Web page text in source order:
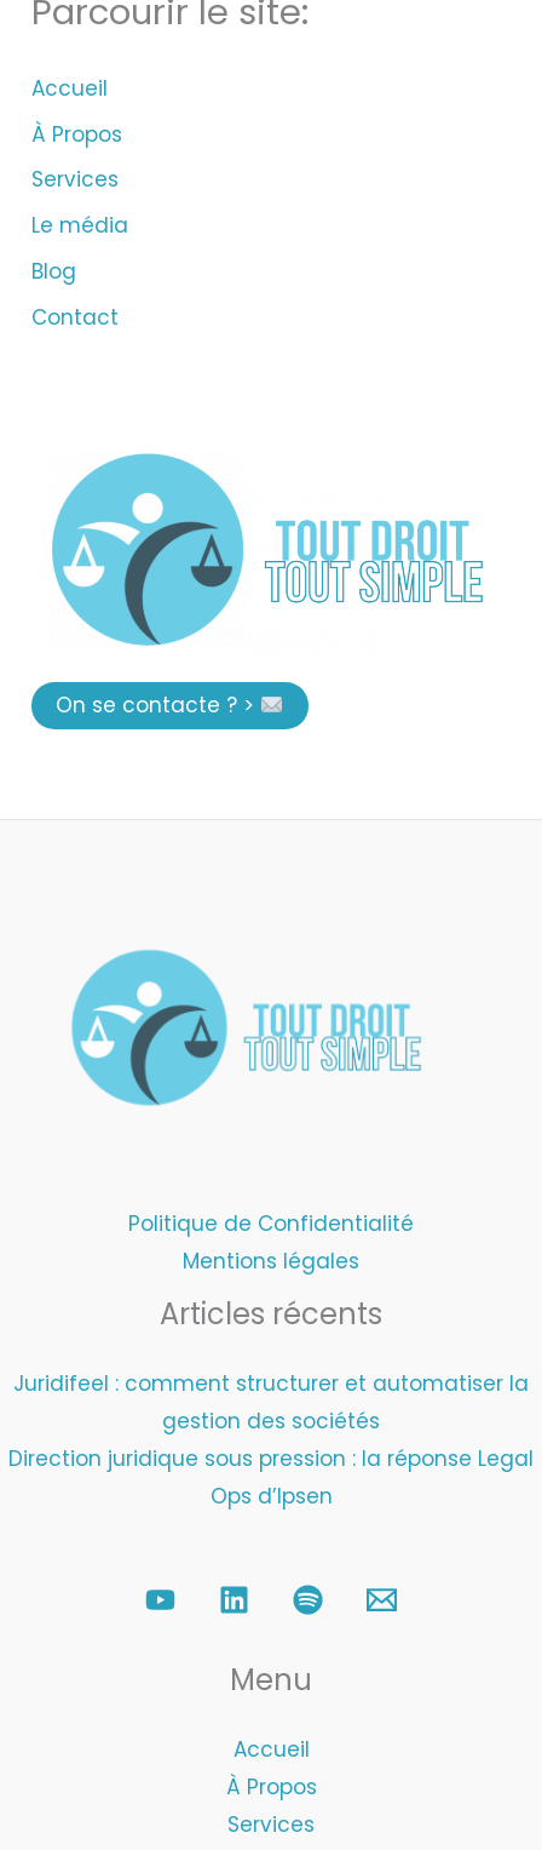
Parcourir le site:
Accueil
À Propos
Services
Le média
Blog
Contact
On se contacte ? >
Politique de Confidentialité
Mentions légales
Articles récents
Juridifeel : comment structurer et automatiser la
gestion des sociétés
Direction juridique sous pression : la réponse Legal
Ops d’Ipsen
Menu
Accueil
À Propos
Services